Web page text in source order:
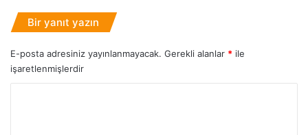
ü
ş
ü
Bir yanıt yazın
E-posta adresiniz yayınlanmayacak. Gerekli alanlar * ile
işaretlenmişlerdir